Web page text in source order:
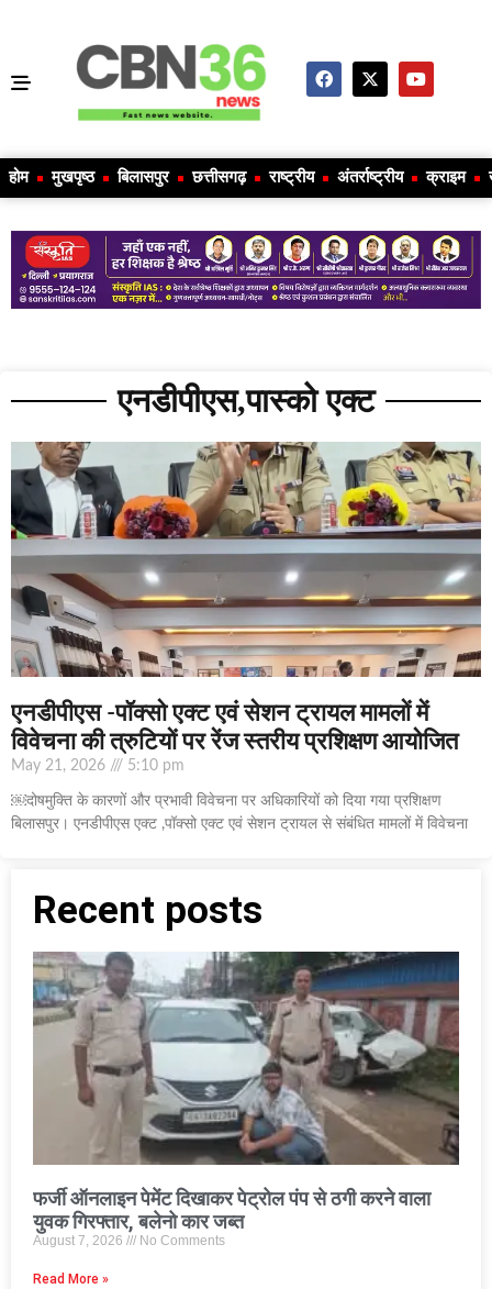
होम मुखपृष्ठ बिलासपुर छत्तीसगढ़ राष्ट्रीय अंतर्राष्ट्रीय क्राइम
एनडीपीएस,पास्को एक्ट
एनडीपीएस -पॉक्सो एक्ट एवं सेशन ट्रायल मामलों में
विवेचना की त्रुटियों पर रेंज स्तरीय प्रशिक्षण आयोजित
May 21, 2026 5:10 pm
￼दोषमुक्ति के कारणों और प्रभावी विवेचना पर अधिकारियों को दिया गया प्रशिक्षण
बिलासपुर। एनडीपीएस एक्ट ,पॉक्सो एक्ट एवं सेशन ट्रायल से संबंधित मामलों में विवेचना
Recent posts
फर्जी ऑनलाइन पेमेंट दिखाकर पेट्रोल पंप से ठगी करने वाला
युवक गिरफ्तार, बलेनो कार जब्त
August 7, 2026 No Comments
Read More »